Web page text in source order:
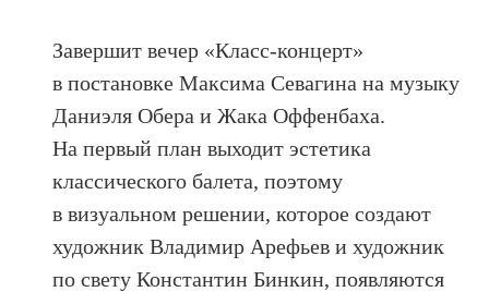
Завершит вечер «Класс-концерт»
в постановке Максима Севагина на музыку
Даниэля Обера и Жака Оффенбаха.
На первый план выходит эстетика
классического балета, поэтому
в визуальном решении, которое создают
художник Владимир Арефьев и художник
по свету Константин Бинкин, появляются